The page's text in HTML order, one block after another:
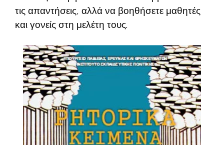
τις απαντήσεις, αλλά να βοηθήσετε μαθητές
και γονείς στη μελέτη τους.